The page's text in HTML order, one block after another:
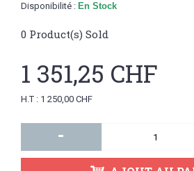
Disponibilité : En Stock
0 Product(s) Sold
1 351,25 CHF
H.T : 1 250,00 CHF
-